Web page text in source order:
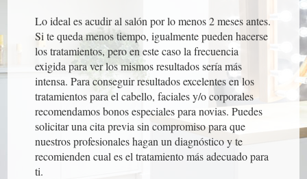
Lo ideal es acudir al salón por lo menos 2 meses antes.
Si te queda menos tiempo, igualmente pueden hacerse
los tratamientos, pero en este caso la frecuencia
exigida para ver los mismos resultados sería más
intensa. Para conseguir resultados excelentes en los
tratamientos para el cabello, faciales y/o corporales
recomendamos bonos especiales para novias. Puedes
solicitar una cita previa sin compromiso para que
nuestros profesionales hagan un diagnóstico y te
recomienden cual es el tratamiento más adecuado para
ti.